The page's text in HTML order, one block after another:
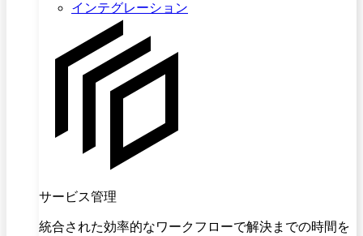
インテグレーション
サービス管理
統合された効率的なワークフローで解決までの時間を